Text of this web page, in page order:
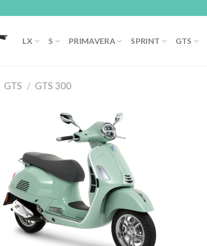
LX
S PRIMAVERA SPRINT GTS
GTS / GTS 300